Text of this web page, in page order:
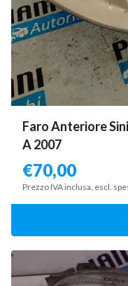
Faro Anteriore
A 2007
€70,00
Prezzo IVA inclusa, escl.